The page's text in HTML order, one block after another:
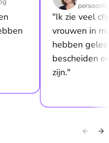
"Ik zie veel
vrouwen in
hebben
bescheiden
zijn."